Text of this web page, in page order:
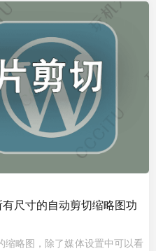
尺寸的自动剪切缩略图功
略图，除了媒体设置中可以看